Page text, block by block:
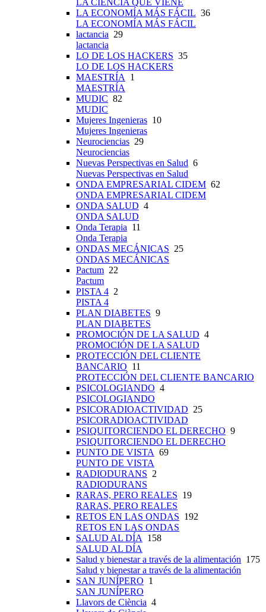
LA CIENCIA QUE VIENE
LA ECONOMÍA MÁS FÁCIL 36
LA ECONOMÍA MÁS FÁCIL
lactancia 29
lactancia
LO DE LOS HACKERS 35
LO DE LOS HACKERS
MAESTRÍA
1
MAESTRÍA
MUDIC 82
MUDIC
Mujeres Ingenieras 10
Mujeres Ingenieras
Neurociencias 29
Neurociencias
Nuevas Perspectivas en Salud 6
Nuevas Perspectivas en Salud
ONDA EMPRESARIAL CIDEM 62
ONDA EMPRESARIAL CIDEM
ONDA SALUD 4
ONDA SALUD
Onda Terapia 11
Onda Terapia
ONDAS MECÁNICAS 25
ONDAS MECÁNICAS
Pactum 22
Pactum
PISTA 4 2
PISTA 4
PLAN DIABETES 9
PLAN DIABETES
PROMOCIÓN DE LA SALUD 4
PROMOCIÓN DE LA SALUD
PROTECCIÓN DEL CLIENTE
BANCARIO 11
PROTECCIÓN DEL CLIENTE BANCARIO
PSICOLOGIANDO 4
PSICOLOGIANDO
PSICORADIOACTIVIDAD 25
PSICORADIOACTIVIDAD
PSIQUITORCIENDO EL DERECHO 9
PSIQUITORCIENDO EL DERECHO
PUNTO DE VISTA 69
PUNTO DE VISTA
RADIODURANS 2
RADIODURANS
RARAS, PERO REALES 19
RARAS, PERO REALES
RETOS EN LAS ONDAS 192
RETOS EN LAS ONDAS
SALUD AL DÍA
158
SALUD AL DÍA
Salud y bienestar a través de la alimentación 175
Salud y bienestar a través de la alimentación
SAN JUNÍPERO 1
SAN JUNÍPERO
Llavors de Ciència 4